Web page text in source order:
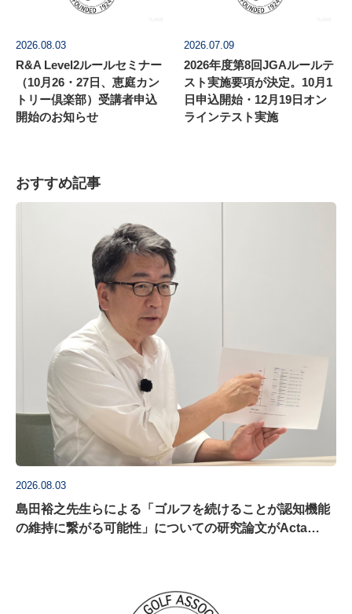
2026.08.03
R&A Level2ルールセミナー
（10月26・27日、恵庭カン
トリー倶楽部）受講者申込
開始のお知らせ
2026.07.09
2026年度第8回JGAルールテ
スト実施要項が決定。10月1
日申込開始・12月19日オン
ラインテスト実施
おすすめ記事
2026.08.03
島田裕之先生らによる「ゴルフを続けることが認知機能
の維持に繋がる可能性」についての研究論文がActa